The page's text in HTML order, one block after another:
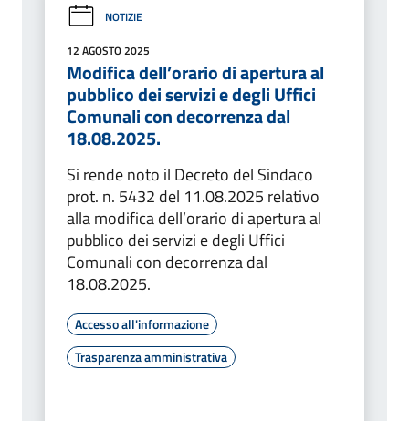
NOTIZIE
12 AGOSTO 2025
Modifica dell’orario di apertura al
pubblico dei servizi e degli Uffici
Comunali con decorrenza dal
18.08.2025.
Si rende noto il Decreto del Sindaco
prot. n. 5432 del 11.08.2025 relativo
alla modifica dell’orario di apertura al
pubblico dei servizi e degli Uffici
Comunali con decorrenza dal
18.08.2025.
Accesso all'informazione
Trasparenza amministrativa